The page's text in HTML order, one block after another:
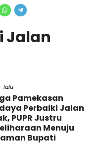
Jalan
lalu
Pamekasan
Perbaiki Jalan
PUPR Justru
Menuju
Bupati